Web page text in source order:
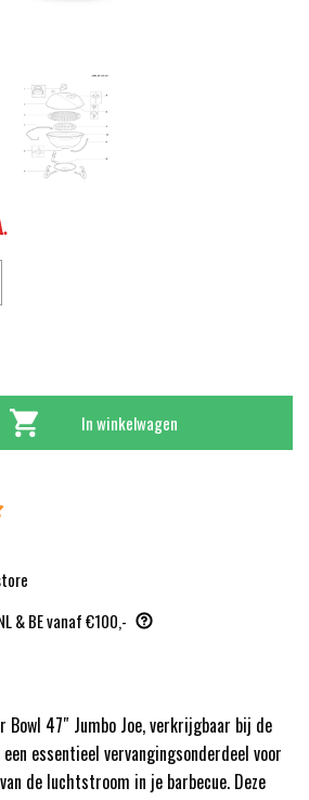
In winkelwagen
& BE vanaf €100,-
Bowl 47″ Jumbo Joe, verkrijgbaar bij de
essentieel vervangingsonderdeel voor
de luchtstroom in je barbecue. Deze